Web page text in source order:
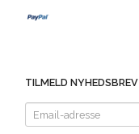
TILMELD NYHEDSBREV
Email-
adresse